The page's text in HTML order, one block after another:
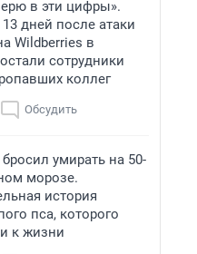
в эти цифры».
дней после атаки
Wildberries в
сотрудники
коллег
Обсудить
умирать на 50-
морозе.
история
пса, которого
к жизни